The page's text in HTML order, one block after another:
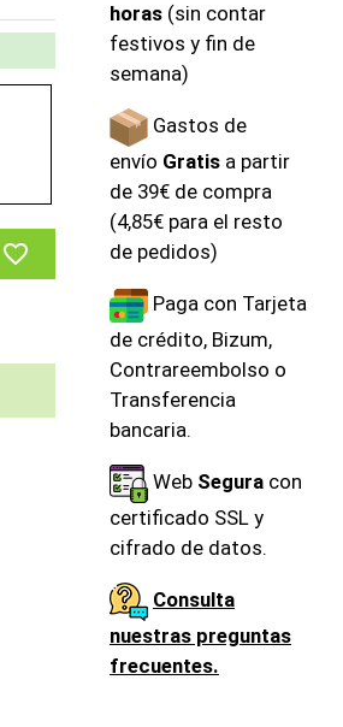
favorite_border
horas(sin contar
festivos y fin de
semana)
Gastos de
envío Gratisa partir
de 39€ de compra
(4,85€ para el resto
de pedidos)
Paga con Tarjeta
de crédito, Bizum,
Contrareembolso o
Transferencia
bancaria.
Web Seguracon
certificado SSL y
cifrado de datos.
Consulta
nuestras preguntas
frecuentes.